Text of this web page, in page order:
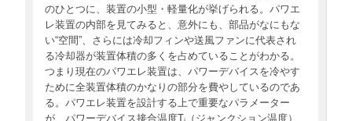
のひとつに、装置の小型・軽量化が挙げられる。パワエ
レ装置の内部を見てみると、意外にも、部品がなにもな
い“空間”、さらには冷却フィンや送風ファンに代表され
る冷却器が装置体積の多くを占めていることがわかる。
つまり現在のパワエレ装置は、パワーデバイスを冷やす
ために全装置体積のかなりの部分を費やしているのであ
る。パワエレ装置を設計する上で重要なパラメーター
が、パワーデバイス接合温度T
（ジャンクション温度）